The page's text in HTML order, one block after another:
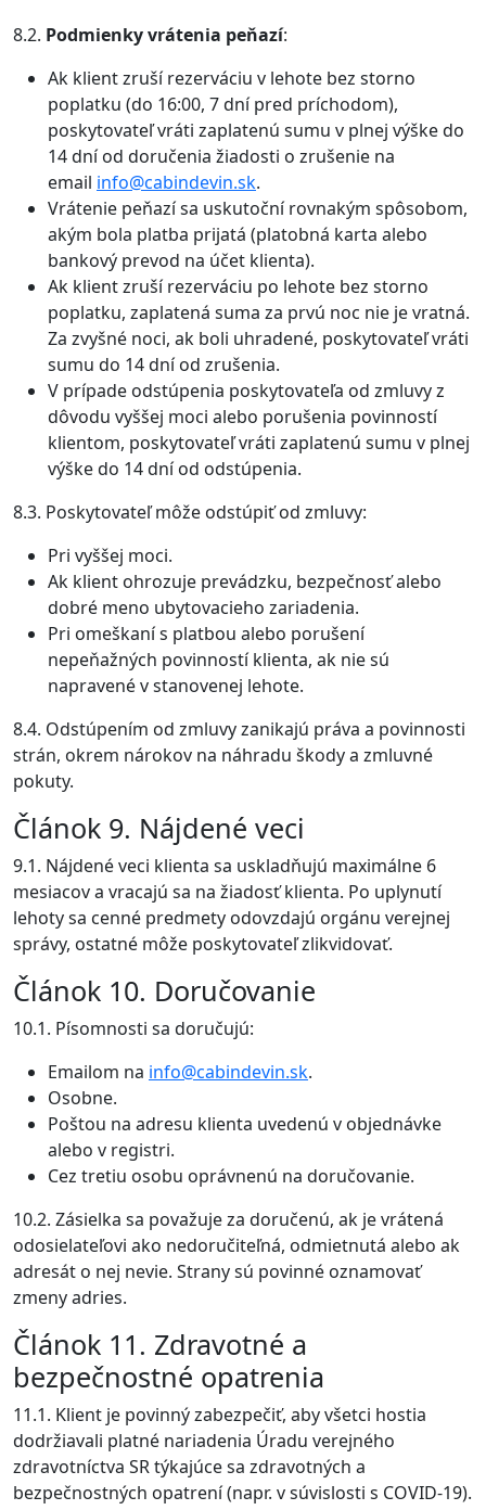
8.2. Podmienky vrátenia peňazí:
Ak klient zruší rezerváciu v lehote bez storno
poplatku (do 16:00, 7 dní pred príchodom),
poskytovateľ vráti zaplatenú sumu v plnej výške do
14 dní od doručenia žiadosti o zrušenie na
email info@cabindevin.sk.
Vrátenie peňazí sa uskutoční rovnakým spôsobom,
akým bola platba prijatá (platobná karta alebo
bankový prevod na účet klienta).
Ak klient zruší rezerváciu po lehote bez storno
poplatku, zaplatená suma za prvú noc nie je vratná.
Za zvyšné noci, ak boli uhradené, poskytovateľ vráti
sumu do 14 dní od zrušenia.
V prípade odstúpenia poskytovateľa od zmluvy z
dôvodu vyššej moci alebo porušenia povinností
klientom, poskytovateľ vráti zaplatenú sumu v plnej
výške do 14 dní od odstúpenia.
8.3. Poskytovateľ môže odstúpiť od zmluvy:
Pri vyššej moci.
Ak klient ohrozuje prevádzku, bezpečnosť alebo
dobré meno ubytovacieho zariadenia.
Pri omeškaní s platbou alebo porušení
nepeňažných povinností klienta, ak nie sú
napravené v stanovenej lehote.
8.4. Odstúpením od zmluvy zanikajú práva a povinnosti
strán, okrem nárokov na náhradu škody a zmluvné
pokuty.
Článok 9. Nájdené veci
9.1. Nájdené veci klienta sa uskladňujú maximálne 6
mesiacov a vracajú sa na žiadosť klienta. Po uplynutí
lehoty sa cenné predmety odovzdajú orgánu verejnej
správy, ostatné môže poskytovateľ zlikvidovať.
Článok 10. Doručovanie
10.1. Písomnosti sa doručujú:
Emailom na info@cabindevin.sk.
Osobne.
Poštou na adresu klienta uvedenú v objednávke
alebo v registri.
Cez tretiu osobu oprávnenú na doručovanie.
10.2. Zásielka sa považuje za doručenú, ak je vrátená
odosielateľovi ako nedoručiteľná, odmietnutá alebo ak
adresát o nej nevie. Strany sú povinné oznamovať
zmeny adries.
Článok 11. Zdravotné a
bezpečnostné opatrenia
11.1. Klient je povinný zabezpečiť, aby všetci hostia
dodržiavali platné nariadenia Úradu verejného
zdravotníctva SR týkajúce sa zdravotných a
bezpečnostných opatrení (napr. v súvislosti s COVID-19).